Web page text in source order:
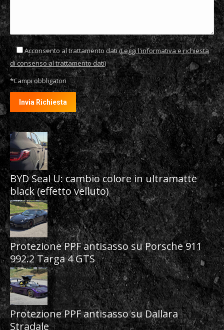
Acconsento al trattamento dati (Leggi l'informativa e richiesta
di consenso al trattamento dati)
*Campi obbligatori
BYD Seal U: cambio colore in ultramatte
black (effetto velluto)
Protezione PPF antisasso su Porsche 911
992.2 Targa 4 GTS
Protezione PPF antisasso su Dallara
Stradale